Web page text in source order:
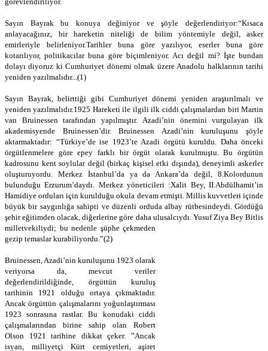
Sayın Bayrak bu konuya değiniyor ve şöyle değerlendiriyor:“Kısaca
anlayacağınız, bir hareketin niteliği de bilim yöntemiyle değil, asker
emirleriyle belirleniyor.Tarihler buna göre yazılıyor, eserler buna göre
kotarılıyor, politikacılar buna göre biçimleniyor. Acı değil mi? İşte bundan
dolayı diyoruz ki Cumhuriyet dönemi olmak üzere Anadolu halklarının tarihi
yeniden yazılmalıdır...(1)
Sayın Bayrak, belirttiği gibi Cumhuriyet dönemi yeniden araştırılmalı ve
yeniden yazılmalıdır.1925 Hareketi ile ilgili ilk ciddi çalışmalardan biri Martin
van Bruinessen tarafından yapılmıştır. Azadi’nin önemini vurgulayan ilk
akademisyende Bruinessen’dir. Bruinessen Azadi’nin kuruluşunu şöyle
aktarmaktadır: “Türkiye’de ise 1923’te Azadi örgütü kuruldu. Daha önceki
örgütlenmelere göre epey farklı bir örgüt olarak kurulmuştu. Bu örgütün
kadrosunu kent soylular değil (birkaç kişisel etki dışında), deneyimli askerler
oluşturuyordu. Merkez İstanbul’da ya da Ankara’da değil, 8.Kolordunun
bulunduğu Erzurum’daydı. Merkez yöneticileri :Xalit Bey, II.Abdülhamit’in
Hamidiye orduları için kurulduğu okula devam etmişti. Millis kuvvetleri içinde
büyük bir saygınlığa sahipti ve düzenli orduda albay rütbesindeydi. Gördüğü
şehir eğitimden olacak, diğerlerine göre daha ulusalcıydı. Yusuf Ziya BeyBitlis
milletvekiliydi; bu nedenle şüphe çekmeden
gezip temaslar kurabiliyordu.”(2)
Bruinessen, Azadi’nin kuruluşunu 1923 olarak
veriyorsa da, mevcut veriler
değerlendirildiğinde, örgüttün kuruluş
tarihinin 1921 olduğu ortaya çıkmaktadır.
Ancak örgüttün çalışmalarını yoğunlaştırması
1923 sonrasına rastlar. Bu konudaki ciddi
çalışmalarından birine sahip olan Robert
Olson 1921 tarihine dikkat çeker. ”Ancak
isyan, milliyetçi Kürt cemiyetleri, aşiret